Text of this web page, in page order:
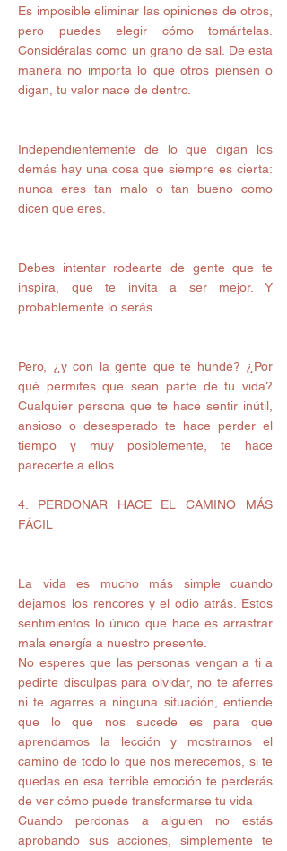
Es imposible eliminar las opiniones de otros,
pero puedes elegir cómo tomártelas.
Considéralas como un grano de sal. De esta
manera no importa lo que otros piensen o
digan, tu valor nace de dentro.
Independientemente de lo que digan los
demás hay una cosa que siempre es cierta:
nunca eres tan malo o tan bueno como
dicen que eres.
Debes intentar rodearte de gente que te
inspira, que te invita a ser mejor. Y
probablemente lo serás.
Pero, ¿y con la gente que te hunde? ¿Por
qué permites que sean parte de tu vida?
Cualquier persona que te hace sentir inútil,
ansioso o desesperado te hace perder el
tiempo y muy posiblemente, te hace
parecerte a ellos.
4. PERDONAR HACE EL CAMINO MÁS
FÁCIL
La vida es mucho más simple cuando
dejamos los rencores y el odio atrás. Estos
sentimientos lo único que hace es arrastrar
mala energía a nuestro presente.
No esperes que las personas vengan a ti a
pedirte disculpas para olvidar, no te aferres
ni te agarres a ninguna situación, entiende
que lo que nos sucede es para que
aprendamos la lección y mostrarnos el
camino de todo lo que nos merecemos, si te
quedas en esa terrible emoción te perderás
de ver cómo puede transformarse tu vida
Cuando perdonas a alguien no estás
aprobando sus acciones, simplemente te